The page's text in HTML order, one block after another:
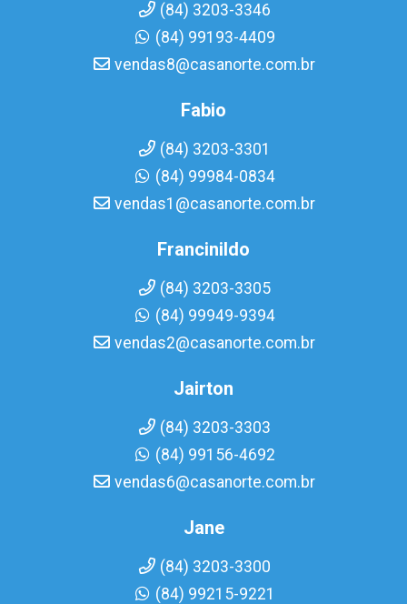
(84) 3203-3346
(84) 99193-4409
vendas8@casanorte.com.br
Fabio
(84) 3203-3301
(84) 99984-0834
vendas1@casanorte.com.br
Francinildo
(84) 3203-3305
(84) 99949-9394
vendas2@casanorte.com.br
Jairton
(84) 3203-3303
(84) 99156-4692
vendas6@casanorte.com.br
Jane
(84) 3203-3300
(84) 99215-9221